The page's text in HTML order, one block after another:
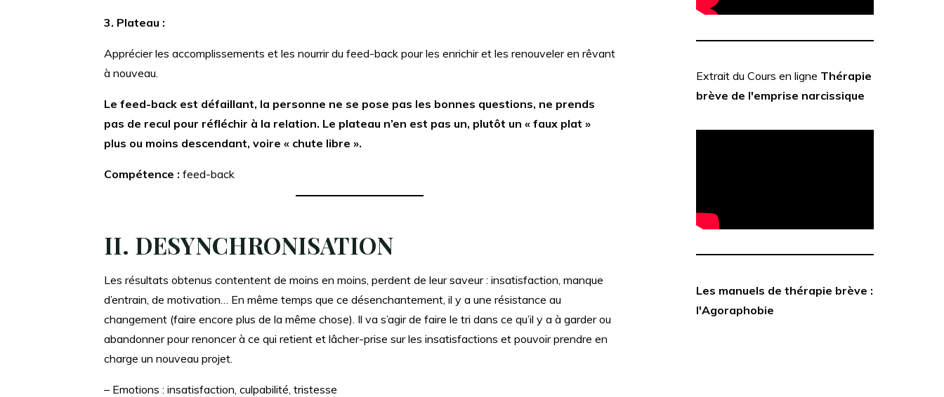
3. Plateau :
Apprécier les accomplissements et les nourrir du feed-back pour les enrichir et les renouveler en rêvant
à nouveau.
Le feed-back est défaillant, la personne ne se pose pas les bonnes questions, ne prends
pas de recul pour réfléchir à la relation. Le plateau n’en est pas un, plutôt un « faux plat »
plus ou moins descendant, voire « chute libre ».
Compétence : feed-back
II. DESYNCHRONISATION
Les résultats obtenus contentent de moins en moins, perdent de leur saveur : insatisfaction, manque
d’entrain, de motivation… En même temps que ce désenchantement, il y a une résistance au
changement (faire encore plus de la même chose). Il va s’agir de faire le tri dans ce qu’il y a à garder ou
abandonner pour renoncer à ce qui retient et lâcher-prise sur les insatisfactions et pouvoir prendre en
charge un nouveau projet.
– Emotions : insatisfaction, culpabilité, tristesse
Extrait du Cours en ligne Thérapie
brève de l'emprise narcissique
Les manuels de thérapie brève :
l'Agoraphobie